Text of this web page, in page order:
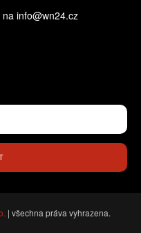
info@wn24.cz
| všechna práva vyhrazena.